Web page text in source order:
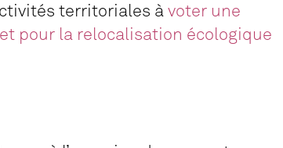
territoriales àvoter une
pour la relocalisation écologique